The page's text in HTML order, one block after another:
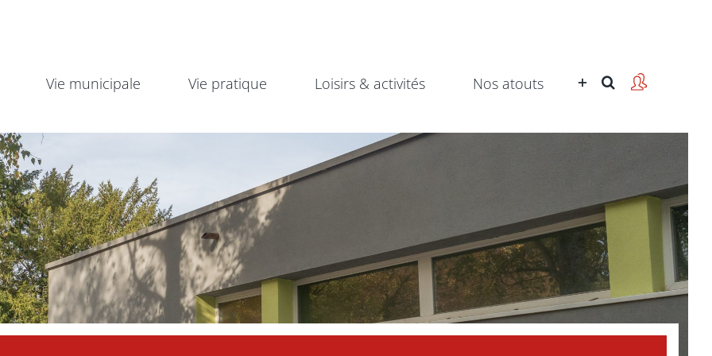
Vie municipale Vie pratique Loisirs & activités Nos atouts